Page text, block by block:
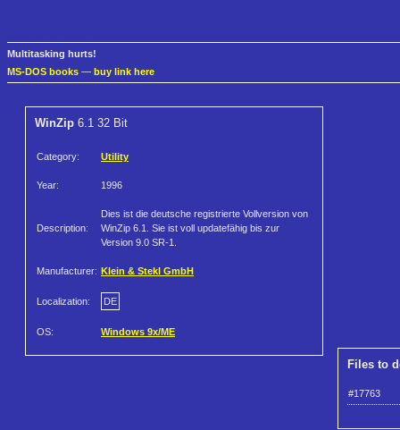
Multitasking hurts!
MS-DOS books — buy link here
WinZip 6.1 32 Bit
Category: Utility
Year: 1996
Description:
Dies ist die deutsche registrierte Vollversion von
WinZip 6.1. Sie ist voll updatefähig bis zur
Version 9.0 SR-1.
Manufacturer: Klein & Stekl GmbH
Localization: DE
OS: Windows 9x/ME
Files to
#17763